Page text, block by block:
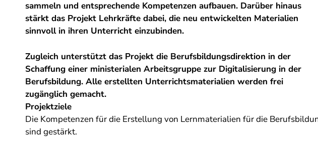
sammeln und entsprechende Kompetenzen aufbauen. Darüber hinaus
stärkt das Projekt Lehrkräfte dabei, die neu entwickelten Materialien
sinnvoll in ihren Unterricht einzubinden.
Zugleich unterstützt das Projekt die Berufsbildungsdirektion in der
Schaffung einer ministerialen Arbeitsgruppe zur Digitalisierung in der
Berufsbildung. Alle erstellten Unterrichtsmaterialien werden frei
zugänglich gemacht.
Projektziele
Die Kompetenzen für die Erstellung von Lernmaterialien für die
sind gestärkt.